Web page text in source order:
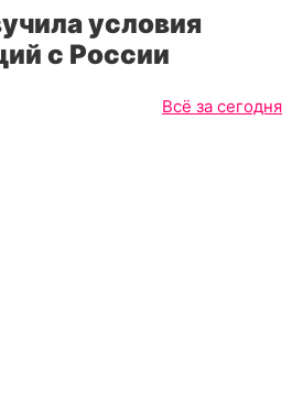
условия
с России
Всё за сегодня